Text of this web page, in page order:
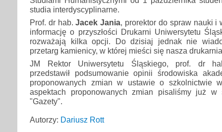
studia interdyscyplinarne.
Prof. dr hab.Jacek Jania, prorektor do spraw nauki i
informację o przyszłości Drukarni Uniwersytetu
rozważają kilka opcji. Do dzisiaj jednak nie
przetarg kamienicy, w której mieści się nasza
JM Rektor Uniwersytetu Śląskiego, prof. dr
przedstawił podsumowanie opinii środowiska
proponowanych zmian w ustawie o szkolnictwie
aspektach proponowanych zmian pisaliśmy już w
"Gazety".
Autorzy: Dariusz Rott